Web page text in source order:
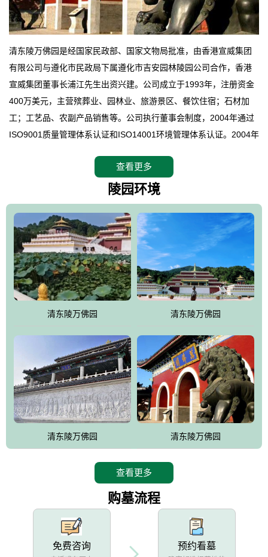
清东陵万佛园是经国家民政部、国家文物局批准，由香港宣威集团
有限公司与遵化市民政局下属遵化市吉安园林陵园公司合作，香港
宣威集团董事长浦江先生出资兴建。公司成立于1993年，注册资金
400万美元，主营殡葬业、园林业、旅游景区、餐饮住宿；石材加
工；工艺品、农副产品销售等。公司执行董事会制度，2004年通过
ISO9001质量管理体系认证和ISO14001环境管理体系认证。2004年
拥有4A级旅游区头衔的花园式陵园，园内建有四星级酒店一座。
万佛园位于遵化市境内，座落在世界文化遗产清东陵地形墙内，地
形绝佳，地理位置优越，交通便利。公司以“建设全国顶级人生后花
园、打造佛教精品旅游圣地”为目标，以海外归侨、国内外知名人士
的墓地安葬、祭祀吊亡并结合旅游参观构成其主要使用功能；以苍
郁绚丽、优雅宜人的园林景观构成其外部形象。通过墓园建设与造
园手法相结合的默契操作，建成一处特色鲜明、服务周全、环境优
美、民族风格突出，与周边文物古迹交相呼应的极具吸引力的花园
式园林。
万佛园工程一期占地448亩，目前完成投资近12亿元人民币，园区采
用全仿古式建筑，寻求与世界文化遗产地清东陵的和谐统一，在园
区建设中寻求陵园建设与景区建设的有机融合，充分发挥独一无二
的地形优势，打造现代艺术园林，建设旅游景观、寺庙、酒店等综
合服务设施，服务于陵园经营，使企业的多元化经营项目相互依
托、相互促进，园区绿化覆盖率达90%。
设计建造各种墓地墓位3万个；主体建筑金宝塔，墓位容量8万个，
能适应不同消费阶层的需求，为客户提供墓碑设计制作服务、特色
查看更多
陵园环境
清东陵万佛园 清东陵万佛园
清东陵万佛园 清东陵万佛园
查看更多
购墓流程
免费咨询 预约看墓